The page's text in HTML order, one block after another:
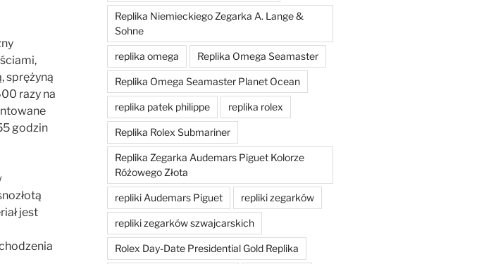
sprężyną
razy na
godzin
jest
Replika Niemieckiego Zegarka A. Lange &
Sohne
replika omega Replika Omega Seamaster
Replika Omega Seamaster Planet Ocean
replika patek philippe replika rolex
Replika Rolex Submariner
Replika Zegarka Audemars Piguet Kolorze
Różowego Złota
repliki Audemars Piguet repliki zegarków
repliki zegarków szwajcarskich
Rolex Day-Date Presidential Gold Replika